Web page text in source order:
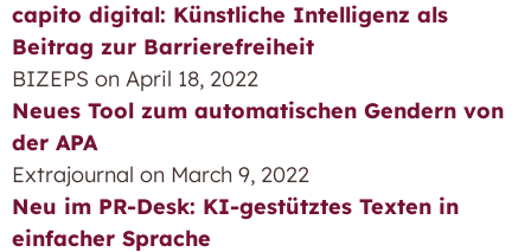
capito digital: Künstliche Intelligenz als
Beitrag zur Barrierefreiheit
BIZEPS on April 18, 2022
Neues Tool zum automatischen Gendern von
der APA
Extrajournal on March 9, 2022
Neu im PR-Desk: KI-gestütztes Texten in
einfacher Sprache